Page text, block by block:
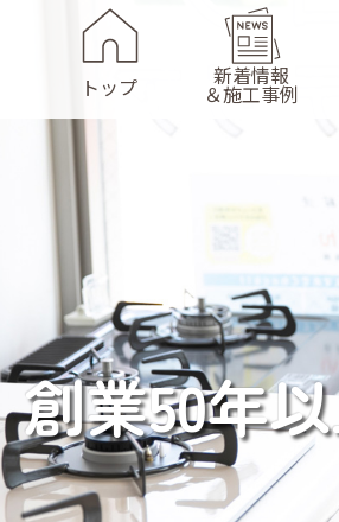
創業50年
武蔵野市
相談または
トップ 新着情報
＆施工事例